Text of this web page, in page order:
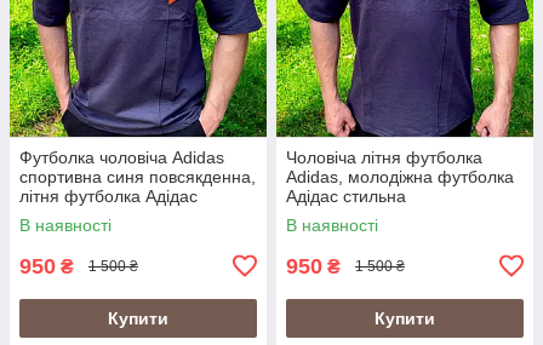
Футболка чоловіча Adidas
спортивна синя повсякденна,
літня футболка Адідас
В наявності
950 ₴ 1 500 ₴
Купити
Чоловіча літня футболка
Adidas, молодіжна футболка
Адідас стильна
В наявності
950 ₴ 1 500 ₴
Купити